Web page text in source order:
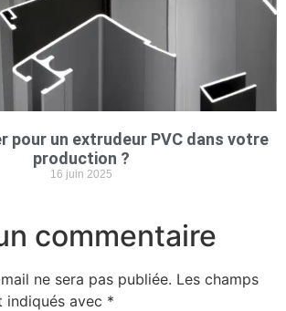
pour un extrudeur PVC dans votre
production ?
16 juin 2025
commentaire
ne sera pas publiée. Les champs
avec *